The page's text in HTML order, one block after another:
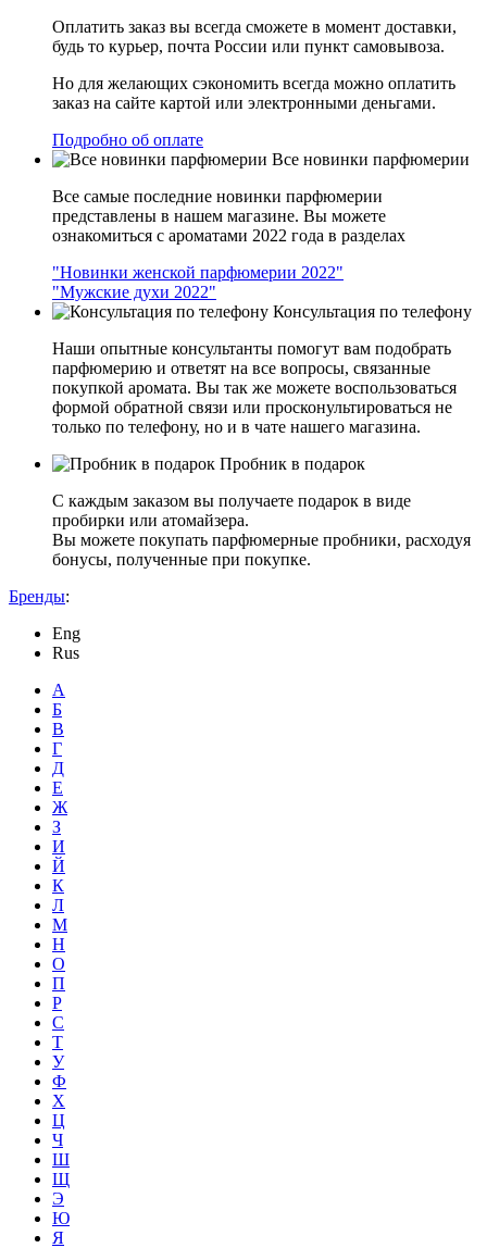
Оплатить заказ вы всегда сможете в момент доставки,
будь то курьер, почта России или пункт самовывоза.
Но для желающих сэкономить всегда можно оплатить
заказ на сайте картой или электронными деньгами.
Подробно об оплате
Все новинки парфюмерии
Все самые последние новинки парфюмерии
представлены в нашем магазине. Вы можете
ознакомиться с ароматами 2022 года в разделах
"Новинки женской парфюмерии 2022"
"Мужские духи 2022"
Консультация по телефону
Наши опытные консультанты помогут вам подобрать
парфюмерию и ответят на все вопросы, связанные
покупкой аромата. Вы так же можете воспользоваться
формой обратной связи или просконультироваться не
только по телефону, но и в чате нашего магазина.
Пробник в подарок
С каждым заказом вы получаете подарок в виде
пробирки или атомайзера.
Вы можете покупать парфюмерные пробники, расходуя
бонусы, полученные при покупке.
Бренды:
Eng
Rus
А
Б
В
Г
Д
Е
Ж
З
И
Й
К
Л
М
Н
О
П
Р
С
Т
У
Ф
Х
Ц
Ч
Ш
Щ
Э
Ю
Я